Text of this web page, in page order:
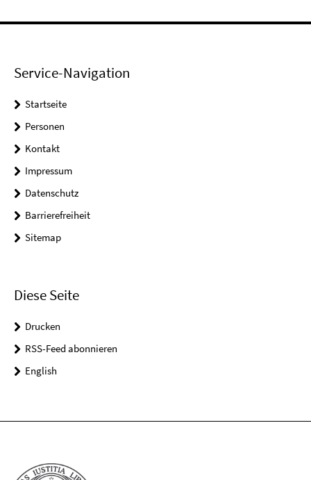
Service-Navigation
Startseite
Personen
Kontakt
Impressum
Datenschutz
Barrierefreiheit
Sitemap
Diese Seite
Drucken
RSS-Feed abonnieren
English